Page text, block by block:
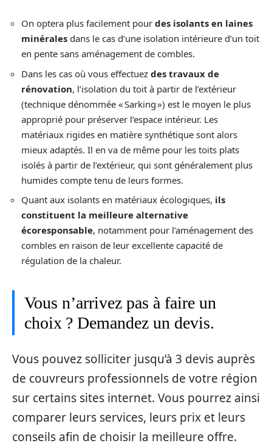
On optera plus facilement pour des isolants en laines
minérales dans le cas d’une isolation intérieure d’un toit
en pente sans aménagement de combles.
Dans les cas où vous effectuez des travaux de
rénovation, l’isolation du toit à partir de l’extérieur
(technique dénommée « Sarking ») est le moyen le plus
approprié pour préserver l’espace intérieur. Les
matériaux rigides en matière synthétique sont alors
mieux adaptés. Il en va de même pour les toits plats
isolés à partir de l’extérieur, qui sont généralement plus
humides compte tenu de leurs formes.
Quant aux isolants en matériaux écologiques, ils
constituent la meilleure alternative
écoresponsable, notamment pour l’aménagement des
combles en raison de leur excellente capacité de
régulation de la chaleur.
Vous n’arrivez pas à faire un
choix ? Demandez un devis.
Vous pouvez solliciter jusqu’à 3 devis auprès
de couvreurs professionnels de votre région
sur certains sites internet. Vous pourrez ainsi
comparer leurs services, leurs prix et leurs
conseils afin de choisir la meilleure offre.